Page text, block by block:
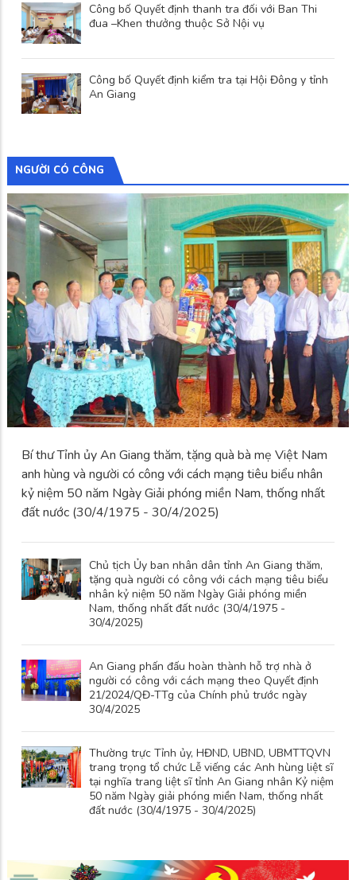
Công bố Quyết định thanh tra đối với Ban Thi
đua –Khen thưởng thuộc Sở Nội vụ
Công bố Quyết định kiểm tra tại Hội Đông y tỉnh
An Giang
NGƯỜI CÓ CÔNG
Bí thư Tỉnh ủy An Giang thăm, tặng quà bà mẹ Việt Nam
anh hùng và người có công với cách mạng tiêu biểu nhân
kỷ niệm 50 năm Ngày Giải phóng miền Nam, thống nhất
đất nước (30/4/1975 - 30/4/2025)
Chủ tịch Ủy ban nhân dân tỉnh An Giang thăm,
tặng quà người có công với cách mạng tiêu biểu
nhân kỷ niệm 50 năm Ngày Giải phóng miền
Nam, thống nhất đất nước (30/4/1975 -
30/4/2025)
An Giang phấn đấu hoàn thành hỗ trợ nhà ở
người có công với cách mạng theo Quyết định
21/2024/QĐ-TTg của Chính phủ trước ngày
30/4/2025
Thường trực Tỉnh ủy, HĐND, UBND, UBMTTQVN
trang trọng tổ chức Lễ viếng các Anh hùng liệt sĩ
tại nghĩa trang liệt sĩ tỉnh An Giang nhân Kỷ niệm
50 năm Ngày giải phóng miền Nam, thống nhất
đất nước (30/4/1975 - 30/4/2025)